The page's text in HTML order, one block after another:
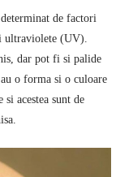
de factori
ultraviolete (UV).
dar pot fi si palide
o forma si o culoare
acestea sunt de